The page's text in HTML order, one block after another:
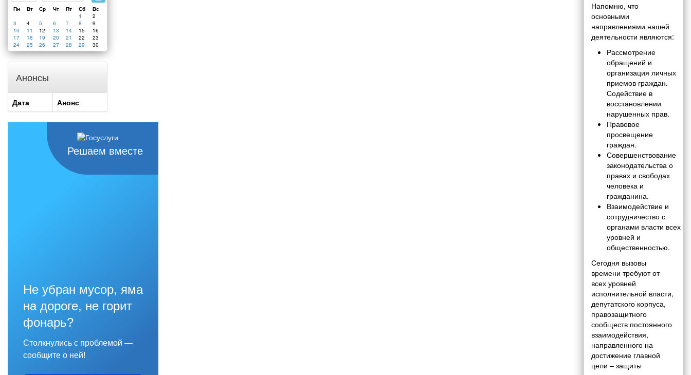
Пн Вт Ср Чт Пт Сб
Вс
1
2
3
4 5 6 7 8
9
10
11 12 13 14 15
16
17
18 19 20 21 22
23
24
25 26 27 28 29 30
Анонсы
Дата Анонс
Решаем вместе
Не убран мусор, яма
на дороге, не горит
фонарь?
Столкнулись с проблемой —
сообщите о ней!
Напомню, что
основными
направлениями нашей
деятельности являются:
Рассмотрение
обращений и
организация личных
приемов граждан.
Содействие в
восстановлении
нарушенных прав.
Правовое
просвещение
граждан.
Совершенствование
законодательства о
правах и свободах
человека и
гражданина.
Взаимодействие и
сотрудничество с
органами власти всех
уровней и
общественностью.
Сегодня вызовы
времени требуют от
всех уровней
исполнительной власти,
депутатского корпуса,
правозащитного
сообществ постоянного
взаимодействия,
направленного на
достижение главной
цели – защиты